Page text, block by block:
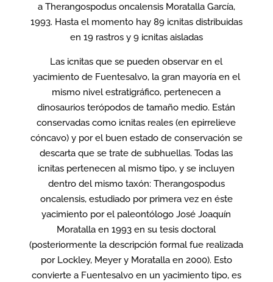
a Therangospodus oncalensis Moratalla García,
1993. Hasta el momento hay 89 icnitas distribuidas
en 19 rastros y 9 icnitas aisladas
Las icnitas que se pueden observar en el
yacimiento de Fuentesalvo, la gran mayoría en el
mismo nivel estratigráfico, pertenecen a
dinosaurios terópodos de tamaño medio. Están
conservadas como icnitas reales (en epirrelieve
cóncavo) y por el buen estado de conservación se
descarta que se trate de subhuellas. Todas las
icnitas pertenecen al mismo tipo, y se incluyen
dentro del mismo taxón: Therangospodus
oncalensis, estudiado por primera vez en éste
yacimiento por el paleontólogo José Joaquín
Moratalla en 1993 en su tesis doctoral
(posteriormente la descripción formal fue realizada
por Lockley, Meyer y Moratalla en 2000). Esto
convierte a Fuentesalvo en un yacimiento tipo, es